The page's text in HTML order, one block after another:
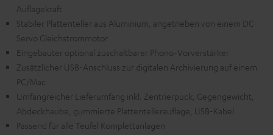
Auflagekraft
Stabiler Plattenteller aus Aluminium, angetrieben von einem DC-
Servo Gleichstrommotor
Eingebauter optional zuschaltbarer Phono-Vorverstärker
Zusätzlicher USB-Anschluss zur digitalen Archivierung auf einem
PC/Mac
Umfangreicher Lieferumfang inkl. Zentrierpuck, Gegengewicht,
Abdeckhaube, gummierte Plattentellerauflage, USB-Kabel
Passend für alle Teufel Komplettanlagen